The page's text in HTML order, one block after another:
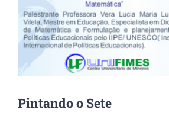
Pintando o Sete